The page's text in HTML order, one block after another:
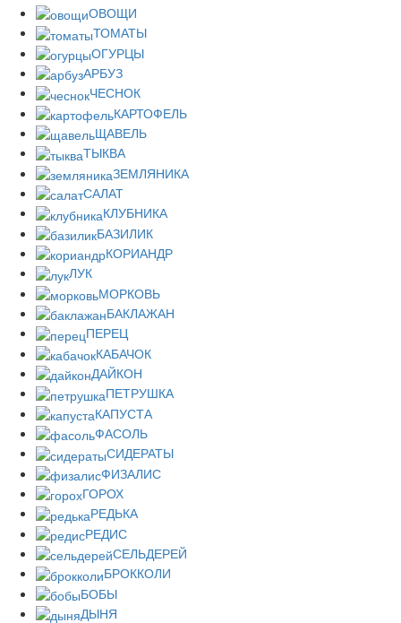
ОВОЩИ
ТОМАТЫ
ОГУРЦЫ
АРБУЗ
ЧЕСНОК
КАРТОФЕЛЬ
ЩАВЕЛЬ
ТЫКВА
ЗЕМЛЯНИКА
САЛАТ
КЛУБНИКА
БАЗИЛИК
КОРИАНДР
ЛУК
МОРКОВЬ
БАКЛАЖАН
ПЕРЕЦ
КАБАЧОК
ДАЙКОН
ПЕТРУШКА
КАПУСТА
ФАСОЛЬ
СИДЕРАТЫ
ФИЗАЛИС
ГОРОХ
РЕДЬКА
РЕДИС
СЕЛЬДЕРЕЙ
БРОККОЛИ
БОБЫ
ДЫНЯ